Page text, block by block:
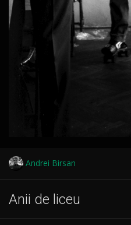
Andrei Birsan
Anii de liceu